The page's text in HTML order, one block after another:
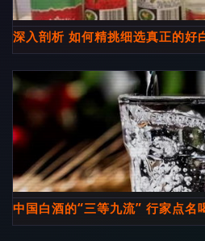
深入剖析 如何精挑细选真正的好
中国白酒的“三等九流” 行家点名